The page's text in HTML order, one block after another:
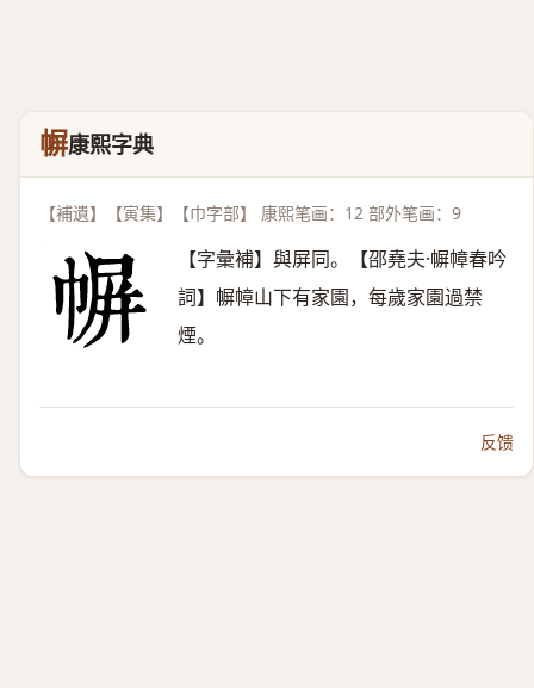
幈康熙字典
【補遺】【寅集】【巾字部】 康熙笔画：12 部外笔画：9
【字彙補】與屏同。【邵堯夫·幈幛春吟
詞】幈幛山下有家園，每歲家園過禁
煙。
反馈